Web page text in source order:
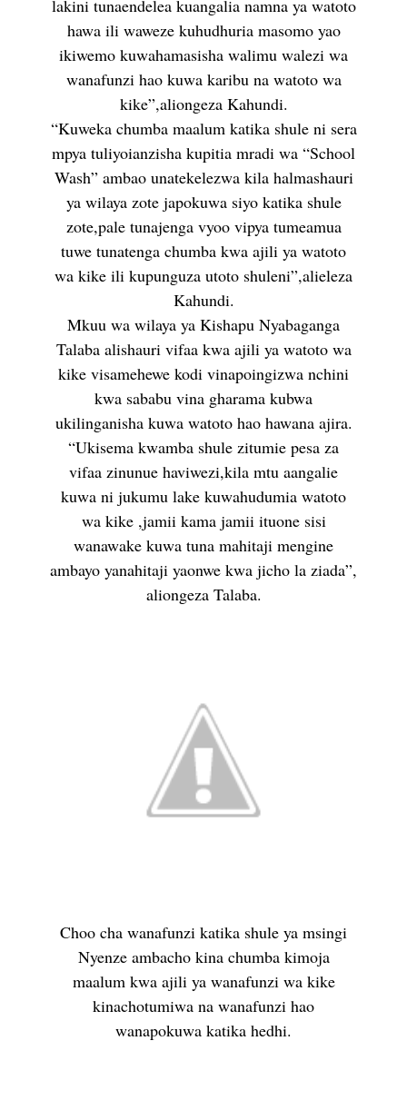
lakini tunaendelea kuangalia namna ya watoto
hawa ili waweze kuhudhuria masomo yao
ikiwemo kuwahamasisha walimu walezi wa
wanafunzi hao kuwa karibu na watoto wa
kike”,aliongeza Kahundi.
“Kuweka chumba maalum katika shule ni sera
mpya tuliyoianzisha kupitia mradi wa “School
Wash” ambao unatekelezwa kila halmashauri
ya wilaya zote japokuwa siyo katika shule
zote,pale tunajenga vyoo vipya tumeamua
tuwe tunatenga chumba kwa ajili ya watoto
wa kike ili kupunguza utoto shuleni”,alieleza
Kahundi.
Mkuu wa wilaya ya Kishapu Nyabaganga
Talaba alishauri vifaa kwa ajili ya watoto wa
kike visamehewe kodi vinapoingizwa nchini
kwa sababu vina gharama kubwa
ukilinganisha kuwa watoto hao hawana ajira.
“Ukisema kwamba shule zitumie pesa za
vifaa zinunue haviwezi,kila mtu aangalie
kuwa ni jukumu lake kuwahudumia watoto
wa kike ,jamii kama jamii ituone sisi
wanawake kuwa tuna mahitaji mengine
ambayo yanahitaji yaonwe kwa jicho la ziada”,
aliongeza Talaba.
Choo cha wanafunzi katika shule ya msingi
Nyenze ambacho kina chumba kimoja
maalum kwa ajili ya wanafunzi wa kike
kinachotumiwa na wanafunzi hao
wanapokuwa katika hedhi.